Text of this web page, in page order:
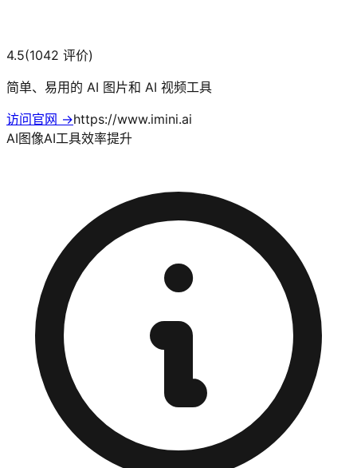
4.5(1042 评价)
简单、易用的 AI 图片和 AI 视频工具
访问官网 →https://www.imini.ai
AI图像AI工具效率提升